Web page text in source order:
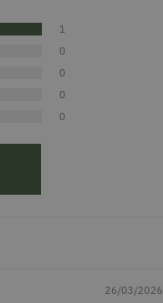
1
0
0
0
0
26/03/2026